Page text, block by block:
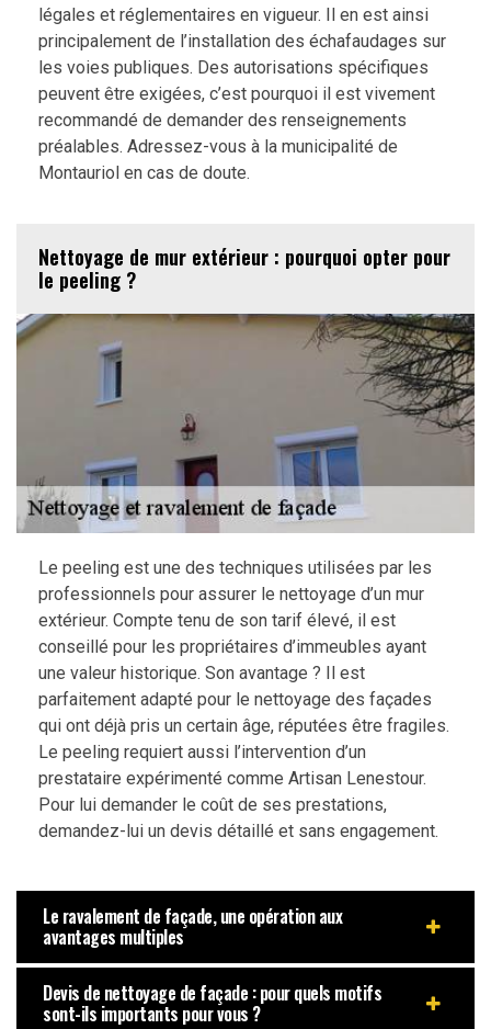
légales et réglementaires en vigueur. Il en est ainsi
principalement de l’installation des échafaudages sur
les voies publiques. Des autorisations spécifiques
peuvent être exigées, c’est pourquoi il est vivement
recommandé de demander des renseignements
préalables. Adressez-vous à la municipalité de
Montauriol en cas de doute.
Nettoyage de mur extérieur : pourquoi opter pour
le peeling ?
Le peeling est une des techniques utilisées par les
professionnels pour assurer le nettoyage d’un mur
extérieur. Compte tenu de son tarif élevé, il est
conseillé pour les propriétaires d’immeubles ayant
une valeur historique. Son avantage ? Il est
parfaitement adapté pour le nettoyage des façades
qui ont déjà pris un certain âge, réputées être fragiles.
Le peeling requiert aussi l’intervention d’un
prestataire expérimenté comme Artisan Lenestour.
Pour lui demander le coût de ses prestations,
demandez-lui un devis détaillé et sans engagement.
Le ravalement de façade, une opération aux
avantages multiples
Devis de nettoyage de façade : pour quels motifs
sont-ils importants pour vous ?